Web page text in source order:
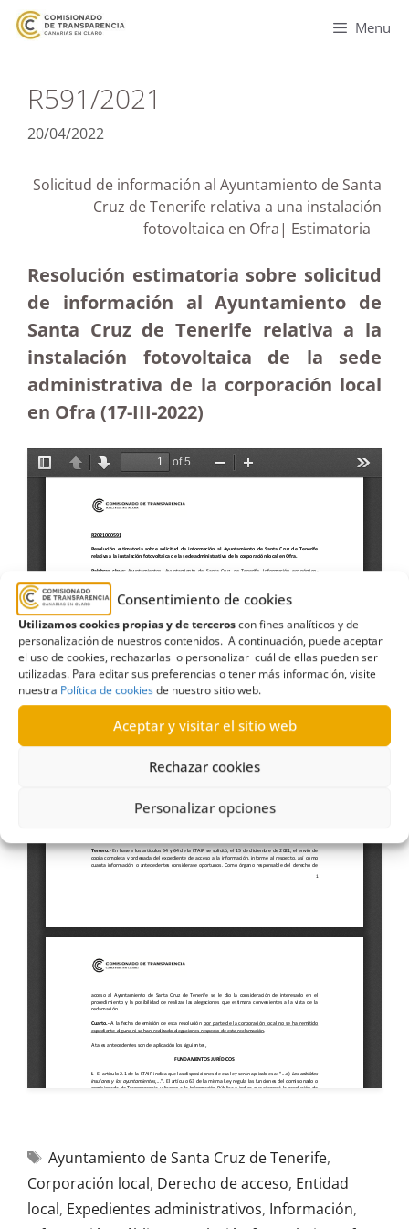
Consentimiento de cookies
Utilizamos cookies propias y de terceroscon fines analíticos y de
personalización de nuestros contenidos. A continuación, puede aceptar
el uso de cookies, rechazarlas o personalizar cuál de ellas pueden ser
utilizadas. Para editar sus preferencias o tener más información, visite
nuestra Política de cookiesde nuestro sitio web.
Aceptar y visitar el sitio web
Rechazar cookies
Personalizar opciones
Menu
R591/2021
20/04/2022
Solicitud de información al Ayuntamiento de Santa
Cruz de Tenerife relativa a una instalación
fotovoltaica en Ofra| Estimatoria
Resolución estimatoria sobre solicitud
de información al Ayuntamiento de
Santa Cruz de Tenerife relativa a la
instalación fotovoltaica de la sede
administrativa de la corporación local
en Ofra (17-III-2022)
Ayuntamiento de Santa Cruz de Tenerife,
Corporación local, Derecho de acceso, Entidad
local, Expedientes administrativos, Información,